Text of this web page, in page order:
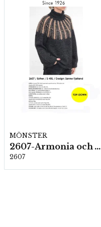
MÖNSTER
2607-Armonia och Alpaca 400
2607